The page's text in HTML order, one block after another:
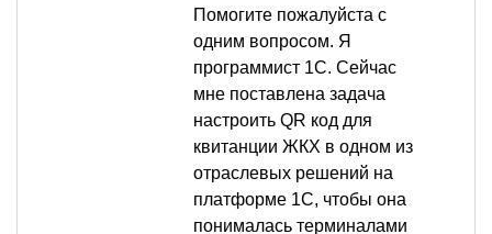
Помогите пожалуйста с
одним вопросом. Я
программист 1С. Сейчас
мне поставлена задача
настроить QR код для
квитанции ЖКХ в одном из
отраслевых решений на
платформе 1С, чтобы она
понималась терминалами